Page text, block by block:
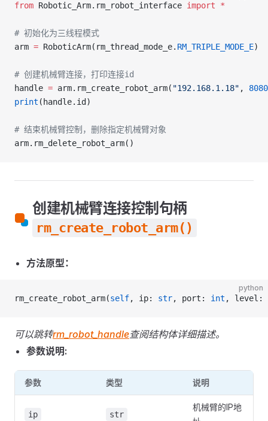
from Robotic_Arm.rm_robot_interface import *
# 初始化为三线程模式
arm = RoboticArm(rm_thread_mode_e. RM_TRIPLE_MODE_E)
# 创建机械臂连接，打印连接id
handle = arm.rm_create_robot_arm( "192.168.1.18" , 8080
print (handle.id)
# 结束机械臂控制，删除指定机械臂对象
arm.rm_delete_robot_arm()
创建机械臂连接控制句柄
rm_create_robot_arm()
方法原型：
python
rm_create_robot_arm(self, ip: str, port: int , level:
可以跳转rm_robot_handle查阅结构体详细描述。
参数说明:
参数 类型 说明
ip str
机械臂的IP地